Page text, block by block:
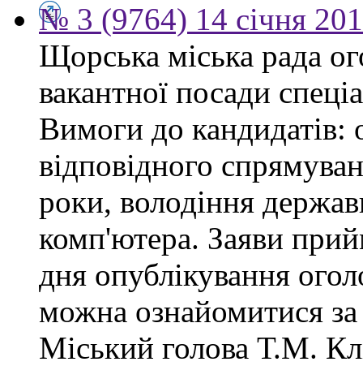
№ 3 (9764) 14 січня
Щорська міська рада
вакантної посади
Вимоги до кандидатів:
відповідного
роки, володіння
комп'ютера. Заяви
дня опублікування
можна ознайомитися
Міський голова Т.М.